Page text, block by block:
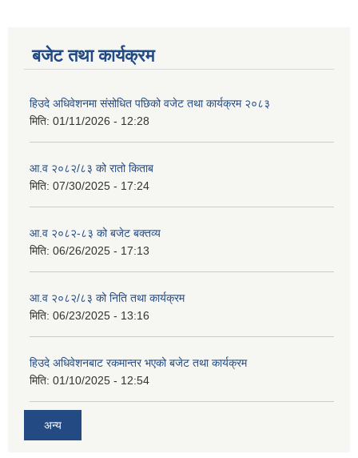
बजेट तथा कार्यक्रम
हिउदे अधिवेशनमा संसोधित पछिको वजेट तथा कार्यक्रम २०८३
मिति: 01/11/2026 - 12:28
आ.व २०८२/८३ को रातो किताब
मिति: 07/30/2025 - 17:24
आ.व २०८२-८३ को बजेट बक्तव्य
मिति: 06/26/2025 - 17:13
आ.व २०८२/८३ को निति तथा कार्यक्रम
मिति: 06/23/2025 - 13:16
हिउदे अधिवेशनबाट रकमान्तर भएको बजेट तथा कार्यक्रम
मिति: 01/10/2025 - 12:54
अन्य